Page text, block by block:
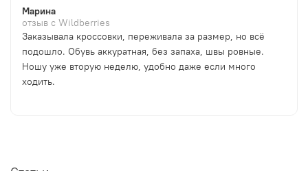
Марина
отзыв с Wildberries
Заказывала кроссовки, переживала за размер, но всё
подошло. Обувь аккуратная, без запаха, швы ровные.
Ношу уже вторую неделю, удобно даже если много
ходить.